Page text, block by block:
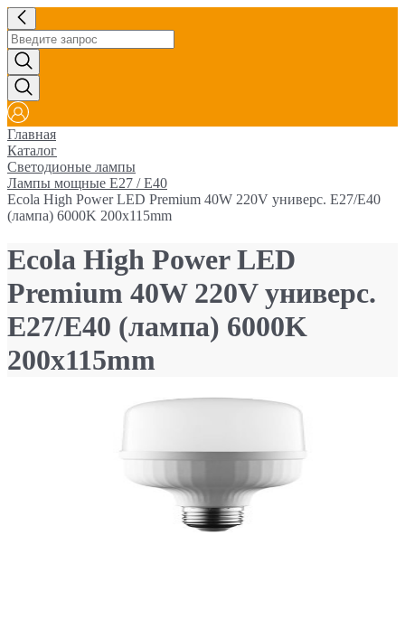
Главная
Каталог
Светодионые лампы
Лампы мощные Е27 / E40
Ecola High Power LED Premium 40W 220V универс. E27/E40
(лампа) 6000K 200х115mm
Ecola High Power LED
Premium 40W 220V универс.
E27/E40 (лампа) 6000K
200х115mm